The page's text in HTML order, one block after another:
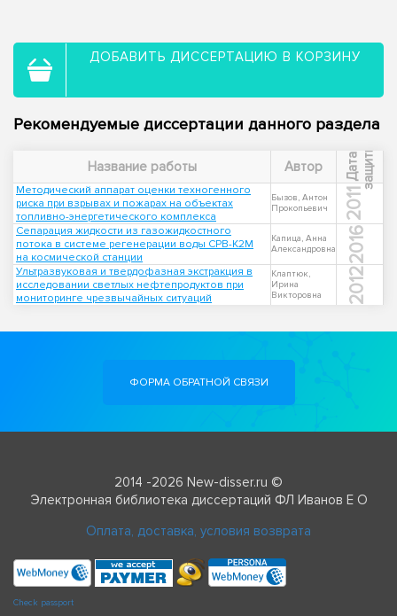
ДОБАВИТЬ ДИССЕРТАЦИЮ В КОРЗИНУ
Рекомендуемые диссертации данного раздела
Название работы Автор Д
а
т
а
з
а
щ
и
т ы
Методический аппарат оценки техногенного
риска при взрывах и пожарах на объектах
топливно-энергетического комплекса
Бызов, Антон
Прокопьевич
2011
Сепарация жидкости из газожидкостного
потока в системе регенерации воды СРВ-К2М
на космической станции
Капица, Анна
Александровна
2016
Ультразвуковая и твердофазная экстракция в
исследовании светлых нефтепродуктов при
мониторинге чрезвычайных ситуаций
Клаптюк,
Ирина
Викторовна
2012
ФОРМА ОБРАТНОЙ СВЯЗИ
2014 -2026 New-disser.ru ©
Электронная библиотека диссертаций ФЛ Иванов Е О
Оплата, доставка, условия возврата
Check passport